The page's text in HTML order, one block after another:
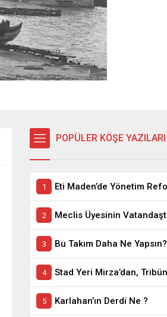
POPÜLER KÖŞE YAZILARI
Bu Takım Daha Ne Yapsın?
Karlahan’ın Derdi Ne ?